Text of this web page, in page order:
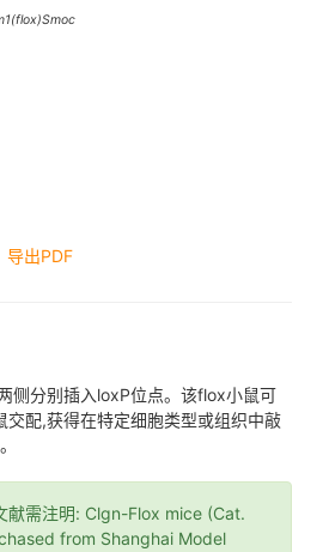
导出PDF
侧分别插入loxP位点。该flox小鼠可
交配,获得在特定细胞类型或组织中敲
献需注明: Clgn-Flox mice (Cat.
from Shanghai Model